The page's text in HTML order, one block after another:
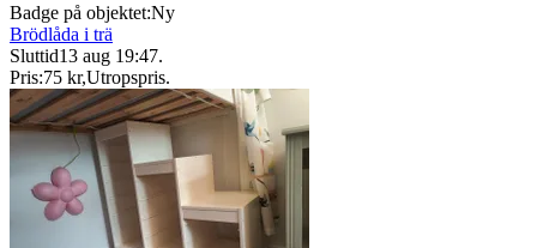
Badge på objektet:Ny
Brödlåda i trä
Sluttid13 aug 19:47.
Pris:75 kr,Utropspris.